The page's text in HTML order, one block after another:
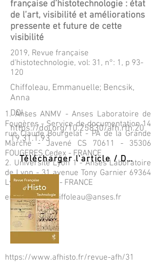
1. Anses ANMV - Anses Laboratoire de
Fougères - Service de documentation 14
rue Claude Bourgelat - PA de la Grande
Marche - Javené CS 70611 - 35306
FOUGERES Cedex - FRANCE
2. Université Lyon 1 - Anses Laboratoire
de Lyon - 31 avenue Tony Garnier 69364
LyON Cedex 07 - FRANCE
emmanuelle.chiffoleau@anses.fr
française d’histotechnologie : état
de l’art, visibilité et améliorations
pressente et future de cette
visibilité
2019, Revue française
d'histotechnologie, vol: 31, n°: 1, p 93-
120
Chiffoleau, Emmanuelle; Bencsik,
Anna
DOI :
https://doi.org/10.25830/afh.rfh.20
19.31.1.93
Télécharger l'article / Download PDF
https://www.afhisto.fr/revue-afh/31